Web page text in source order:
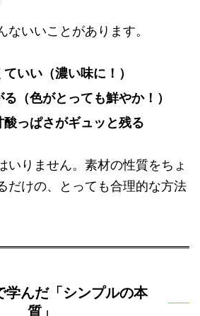
ないいことがあります。
いい（濃い味に！）
（色がとっても鮮やか！）
っぱさがギュッと残る
いりません。素材の性質をちょ
だけの、とっても合理的な方法
学んだ「シンプルの本
質」